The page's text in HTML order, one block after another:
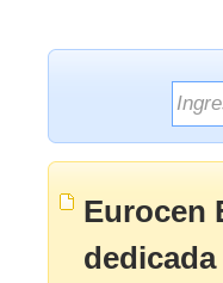
Eurocen